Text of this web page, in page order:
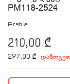
PM118-2524
Arshia
210,00 ₾
297,00₾